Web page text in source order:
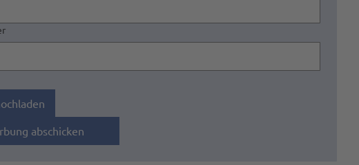
abschicken